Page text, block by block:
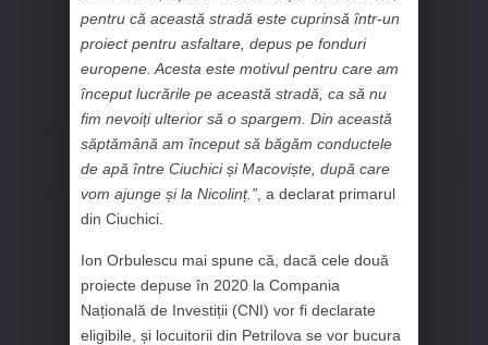
pentru că această stradă este cuprinsă într-un
proiect pentru asfaltare, depus pe fonduri
europene. Acesta este motivul pentru care am
început lucrările pe această stradă, ca să nu
fim nevoiți ulterior să o spargem. Din această
săptămână am început să băgăm conductele
de apă între Ciuchici și Macoviște, după care
vom ajunge și la Nicolinț.” , a declarat primarul
din Ciuchici.
Ion Orbulescu mai spune că, dacă cele două
proiecte depuse în 2020 la Compania
Națională de Investiții (CNI) vor fi declarate
eligibile, și locuitorii din Petrilova se vor bucura